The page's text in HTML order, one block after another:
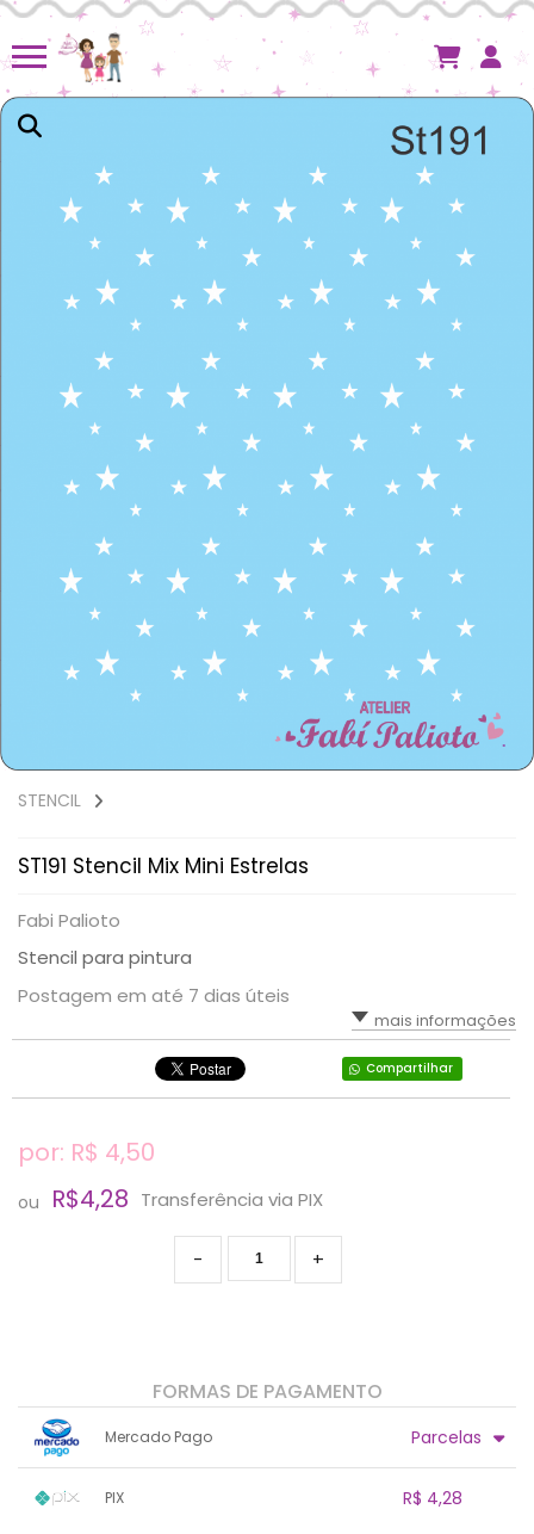
STENCIL
ST191 Stencil Mix Mini Estrelas
Fabi Palioto
Stencil para pintura
Postagem em até 7 dias úteis
mais informações
Compartilhar
por: R$ 4,50
ou R$4,28 Transferência via PIX
+
-
FORMAS DE PAGAMENTO
Mercado Pago Parcelas
PIX R$ 4,28